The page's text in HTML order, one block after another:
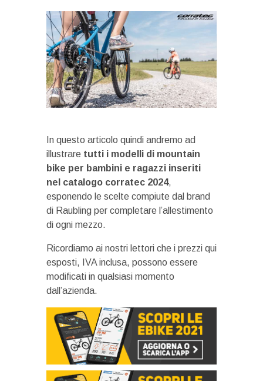
In questo articolo quindi andremo ad
illustrare tutti i modelli di mountain
bike per bambini e ragazzi inseriti
nel catalogo corratec 2024,
esponendo le scelte compiute dal brand
di Raubling per completare l’allestimento
di ogni mezzo.
Ricordiamo ai nostri lettori che i prezzi qui
esposti, IVA inclusa, possono essere
modificati in qualsiasi momento
dall’azienda.